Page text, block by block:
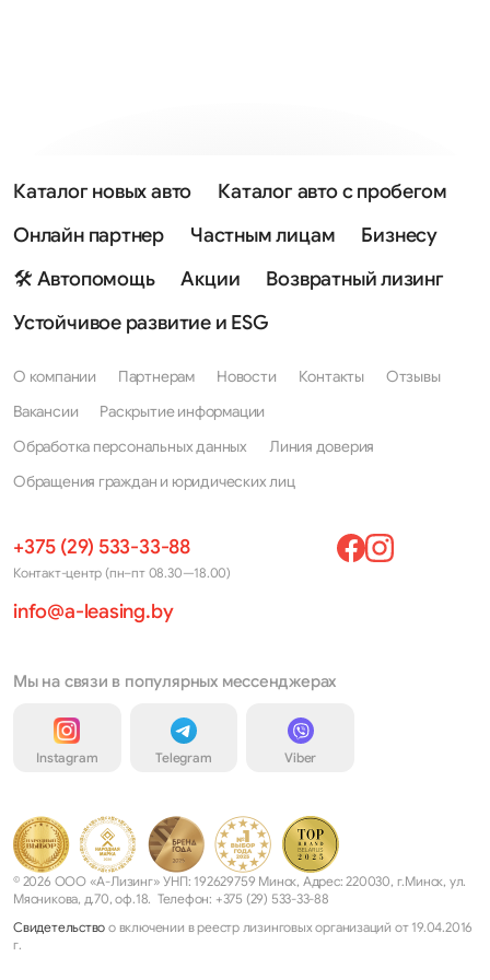
Каталог новых авто
Каталог авто с пробегом
Онлайн партнер
Частным лицам
Бизнесу
🛠 Автопомощь
Акции
Возвратный лизинг
Устойчивое развитие и ESG
О компании Партнерам Новости Контакты
Отзывы
Вакансии
Раскрытие информации
Обработка персональных данных
Линия доверия
Обращения граждан и юридических лиц
+375 (29) 533-33-88
Контакт-центр (пн–пт 08.30—18.00)
info@a-leasing.by
Мы на связи в популярных мессенджерах
Instagram Telegram Viber
© 2026 ООО «А-Лизинг» УНП: 192629759 Минск, Адрес: 220030, г.Минск, ул.
Мясникова, д.70, оф.18. Телефон: +375 (29) 533-33-88
Свидетельство о включении в реестр лизинговых организаций от 19.04.2016
г.